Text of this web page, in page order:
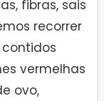
fibras, sais
recorrer
vermelhas
ovo,